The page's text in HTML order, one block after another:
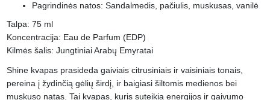
Pagrindinės natos: Sandalmedis, pačiulis, muskusas, vanilė
Talpa: 75 ml
Koncentracija: Eau de Parfum (EDP)
Kilmės šalis: Jungtiniai Arabų Emyratai
Shine kvapas prasideda gaiviais citrusiniais ir vaisiniais tonais,
pereina į žydinčią gėlių širdį, ir baigiasi šiltomis medienos bei
muskuso natas. Tai kvapas, kuris suteikia energijos ir gaivumo